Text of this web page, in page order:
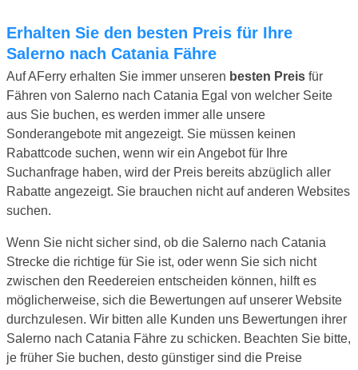
Erhalten Sie den besten Preis für Ihre
Salerno nach Catania Fähre
Auf AFerry erhalten Sie immer unseren besten Preis für
Fähren von Salerno nach Catania Egal von welcher Seite
aus Sie buchen, es werden immer alle unsere
Sonderangebote mit angezeigt. Sie müssen keinen
Rabattcode suchen, wenn wir ein Angebot für Ihre
Suchanfrage haben, wird der Preis bereits abzüglich aller
Rabatte angezeigt. Sie brauchen nicht auf anderen Websites
suchen.
Wenn Sie nicht sicher sind, ob die Salerno nach Catania
Strecke die richtige für Sie ist, oder wenn Sie sich nicht
zwischen den Reedereien entscheiden können, hilft es
möglicherweise, sich die Bewertungen auf unserer Website
durchzulesen. Wir bitten alle Kunden uns Bewertungen ihrer
Salerno nach Catania Fähre zu schicken. Beachten Sie bitte,
je früher Sie buchen, desto günstiger sind die Preise